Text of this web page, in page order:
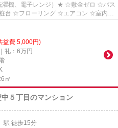
濯機、電子レンジ）★ ☆敷金ゼロ ☆バス
台 ☆フローリング ☆エアコン ☆室内洗
益費 5,000円)
礼：6万円
㎡
５丁目のマンション
」駅 徒歩15分